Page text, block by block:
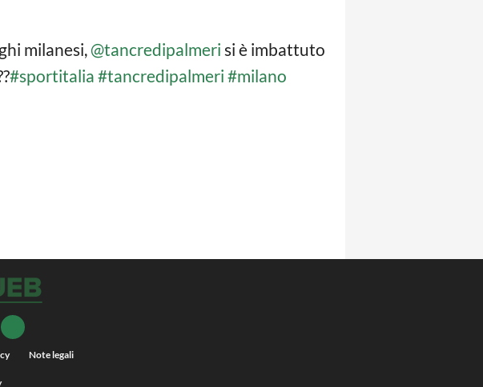
milanesi, @tancredipalmeri si è imbattuto
#sportitalia #tancredipalmeri #milano
Note legali